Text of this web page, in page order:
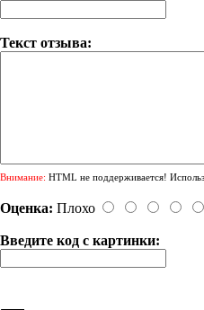
Текст отзыва:
Внимание: HTML не поддерживается!
Оценка: Плохо
Введите код с картинки: